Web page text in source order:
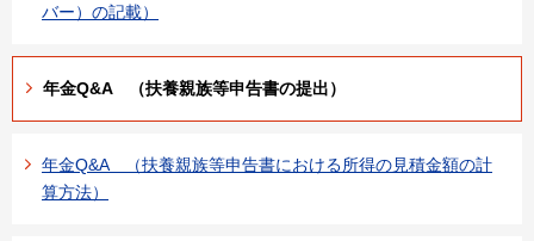
バー）の記載）
年金Q&A （扶養親族等申告書の提出）
年金Q&A （扶養親族等申告書における所得の見積金額の計
算方法）